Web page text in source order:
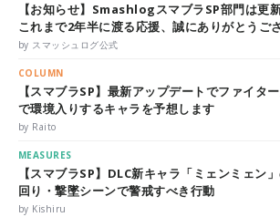
【お知らせ】SmashlogスマブラSP部門は更
これまで2年半に渡る応援、誠にありがとうご
by スマッシュログ公式
COLUMN
【スマブラSP】最新アップデートでファイタ
で環境入りするキャラを予想します
by Raito
MEASURES
【スマブラSP】DLC新キャラ「ミェンミェン
回り・撃墜シーンで警戒すべき行動
by Kishiru